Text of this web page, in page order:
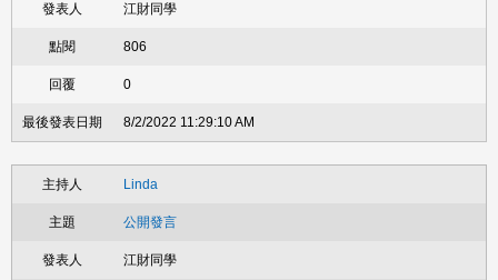
江財同學
806
0
8/2/2022 11:29:10 AM
Linda
公開發言
江財同學